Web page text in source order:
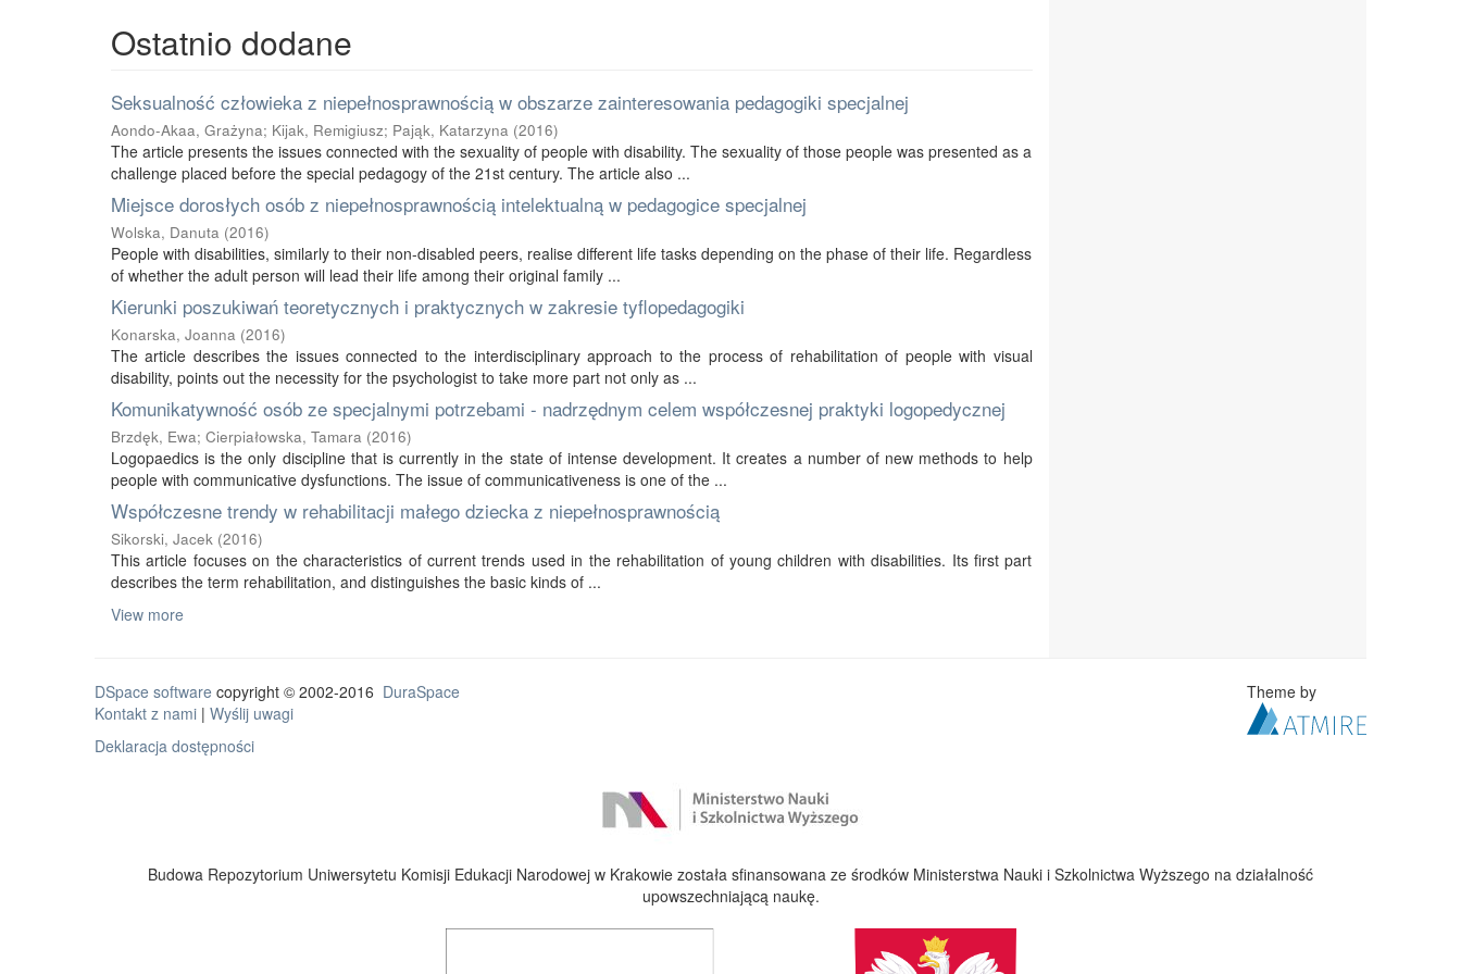
Ostatnio dodane
Seksualność człowieka z niepełnosprawnością w obszarze zainteresowania pedagogiki specjalnej
Aondo-Akaa, Grażyna; Kijak, Remigiusz; Pająk, Katarzyna (2016)
The article presents the issues connected with the sexuality of people with disability. The sexuality of those people was presented as a
challenge placed before the special pedagogy of the 21st century. The article also ...
Miejsce dorosłych osób z niepełnosprawnością intelektualną w pedagogice specjalnej
Wolska, Danuta (2016)
People with disabilities, similarly to their non-disabled peers, realise different life tasks depending on the phase of their life. Regardless
of whether the adult person will lead their life among their original family ...
Kierunki poszukiwań teoretycznych i praktycznych w zakresie tyflopedagogiki
Konarska, Joanna (2016)
The article describes the issues connected to the interdisciplinary approach to the process of rehabilitation of people with visual
disability, points out the necessity for the psychologist to take more part not only as ...
Komunikatywność osób ze specjalnymi potrzebami - nadrzędnym celem współczesnej praktyki logopedycznej
Brzdęk, Ewa; Cierpiałowska, Tamara (2016)
Logopaedics is the only discipline that is currently in the state of intense development. It creates a number of new methods to help
people with communicative dysfunctions. The issue of communicativeness is one of the ...
Współczesne trendy w rehabilitacji małego dziecka z niepełnosprawnością
Sikorski, Jacek (2016)
This article focuses on the characteristics of current trends used in the rehabilitation of young children with disabilities. Its first part
describes the term rehabilitation, and distinguishes the basic kinds of ...
View more
DSpace software copyright © 2002-2016 DuraSpace
Kontakt z nami | Wyślij uwagi
Deklaracja dostępności
Theme by
Budowa Repozytorium Uniwersytetu Komisji Edukacji Narodowej w Krakowie została sfinansowana ze środków Ministerstwa Nauki i Szkolnictwa Wyższego na działalność
upowszechniającą naukę.